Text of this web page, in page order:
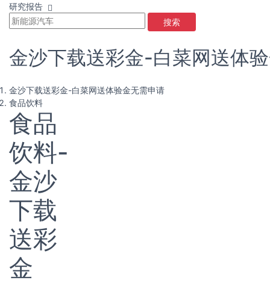
研究报告
搜索
金沙下载送彩金-白菜网送体
金沙下载送彩金-白菜网送体验金无需申请
食品饮料
食品
饮料-
金沙
下载
送彩
金